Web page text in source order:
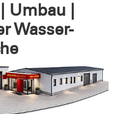
Umbau |
Wasser-